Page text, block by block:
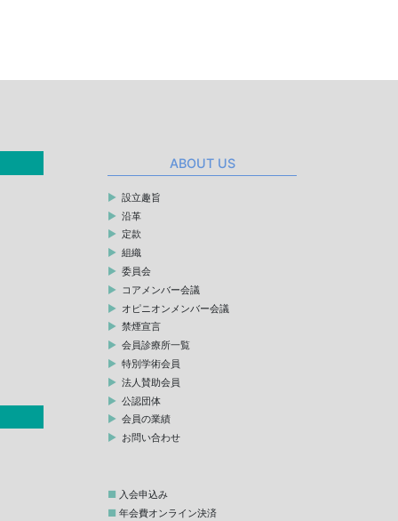
ABOUT US
設立趣旨
沿革
定款
組織
委員会
コアメンバー会議
オピニオンメンバー会議
禁煙宣言
会員診療所一覧
特別学術会員
法人賛助会員
公認団体
会員の業績
お問い合わせ
入会申込み
年会費オンライン決済